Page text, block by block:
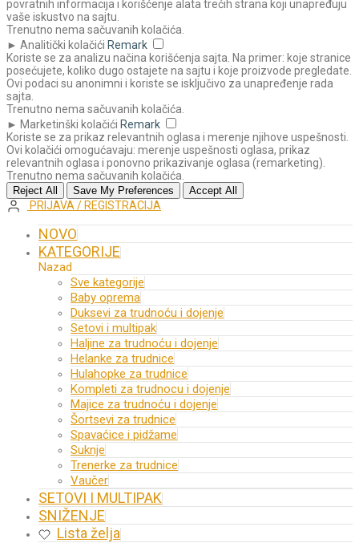
povratnih informacija i korišćenje alata trećih strana koji unapređuju
vaše iskustvo na sajtu.
Trenutno nema sačuvanih kolačića.
► Analitički kolačići Remark
Koriste se za analizu načina korišćenja sajta. Na primer: koje stranice
posećujete, koliko dugo ostajete na sajtu i koje proizvode pregledate.
Ovi podaci su anonimni i koriste se isključivo za unapređenje rada
sajta.
Trenutno nema sačuvanih kolačića.
► Marketinški kolačići Remark
Koriste se za prikaz relevantnih oglasa i merenje njihove uspešnosti.
Ovi kolačići omogućavaju: merenje uspešnosti oglasa, prikaz
relevantnih oglasa i ponovno prikazivanje oglasa (remarketing).
Trenutno nema sačuvanih kolačića.
Reject All Save My Preferences Accept All
PRIJAVA / REGISTRACIJA
NOVO
KATEGORIJE
Nazad
Sve kategorije
Baby oprema
Duksevi za trudnoću i dojenje
Setovi i multipak
Haljine za trudnoću i dojenje
Helanke za trudnice
Hulahopke za trudnice
Kompleti za trudnocu i dojenje
Majice za trudnoću i dojenje
Šortsevi za trudnice
Spavaćice i pidžame
Suknje
Trenerke za trudnice
Vaučer
SETOVI I MULTIPAK
SNIŽENJE
Lista želja